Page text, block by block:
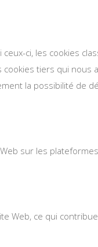
ci, les cookies
tiers qui nous
la possibilité de
sur les
ce qui